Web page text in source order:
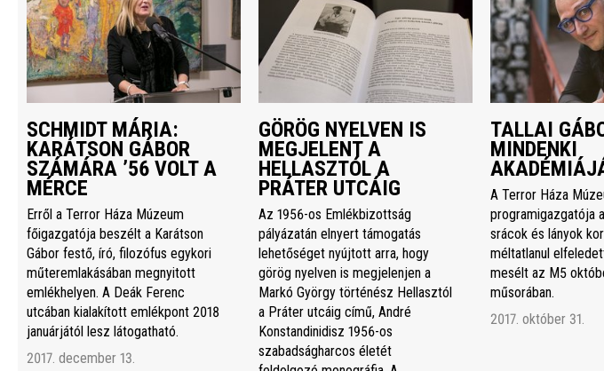
SCHMIDT MÁRIA:
KARÁTSON GÁBOR
SZÁMÁRA ’56 VOLT A
MÉRCE
Erről a Terror Háza Múzeum
főigazgatója beszélt a Karátson
Gábor festő, író, filozófus egykori
műteremlakásában megnyitott
emlékhelyen. A Deák Ferenc
utcában kialakított emlékpont 2018
januárjától lesz látogatható.
2017. december 13.
GÖRÖG NYELVEN IS
MEGJELENT A
HELLASZTÓL A
PRÁTER UTCÁIG
Az 1956-os Emlékbizottság
pályázatán elnyert támogatás
lehetőséget nyújtott arra, hogy
görög nyelven is megjelenjen a
Markó György történész Hellasztól
a Práter utcáig című, André
Konstandinidisz 1956-os
szabadságharcos életét
TALLAI
MINDENKI
A Terror Háza
programigazgatója
srácok és lányok
méltatlanul
mesélt az M5
műsorában.
2017. október 31.